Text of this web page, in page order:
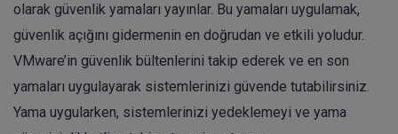
olarak güvenlik yamaları yayınlar. Bu yamaları uygulamak,
güvenlik açığını gidermenin en doğrudan ve etkili yoludur.
VMware’in güvenlik bültenlerini takip ederek ve en son
yamaları uygulayarak sistemlerinizi güvende tutabilirsiniz.
Yama uygularken, sistemlerinizi yedeklemeyi ve yama